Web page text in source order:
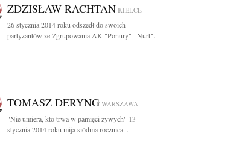
ZDZISŁAW RACHTAN KIELCE
26 stycznia 2014 roku odszedł do swoich
partyzantów ze Zgrupowania AK "Ponury"-"Nurt"...
TOMASZ DERYNG WARSZAWA
"Nie umiera, kto trwa w pamięci żywych" 13
stycznia 2014 roku mija siódma rocznica...